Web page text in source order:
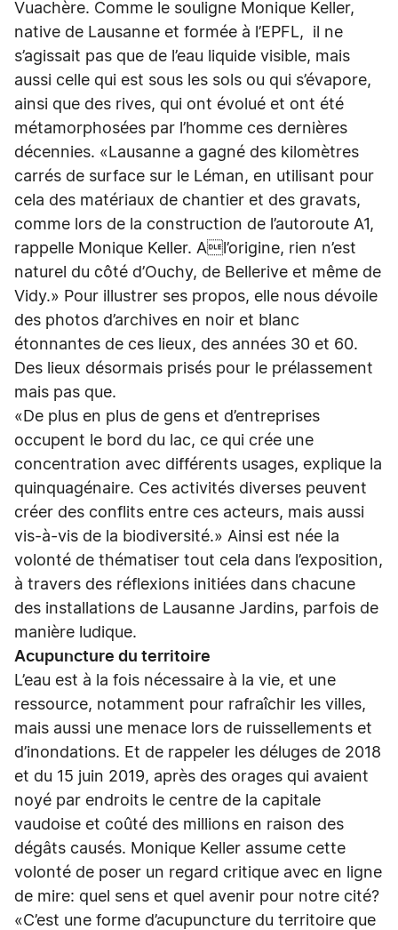
Vuachère. Comme le souligne Monique Keller,
native de Lausanne et formée à l’EPFL, il ne
s’agissait pas que de l’eau liquide visible, mais
aussi celle qui est sous les sols ou qui s’évapore,
ainsi que des rives, qui ont évolué et ont été
métamorphosées par l’homme ces dernières
décennies. «Lausanne a gagné des kilomètres
carrés de surface sur le Léman, en utilisant pour
cela des matériaux de chantier et des gravats,
comme lors de la construction de l’autoroute A1,
rappelle Monique Keller. Al’origine, rien n’est
naturel du côté d’Ouchy, de Bellerive et même de
Vidy.» Pour illustrer ses propos, elle nous dévoile
des photos d’archives en noir et blanc
étonnantes de ces lieux, des années 30 et 60.
Des lieux désormais prisés pour le prélassement
mais pas que.
«De plus en plus de gens et d’entreprises
occupent le bord du lac, ce qui crée une
concentration avec différents usages, explique la
quinquagénaire. Ces activités diverses peuvent
créer des conflits entre ces acteurs, mais aussi
vis-à-vis de la biodiversité.» Ainsi est née la
volonté de thématiser tout cela dans l’exposition,
à travers des réflexions initiées dans chacune
des installations de Lausanne Jardins, parfois de
manière ludique.
Acupuncture du territoire
L’eau est à la fois nécessaire à la vie, et une
ressource, notamment pour rafraîchir les villes,
mais aussi une menace lors de ruissellements et
d’inondations. Et de rappeler les déluges de 2018
et du 15 juin 2019, après des orages qui avaient
noyé par endroits le centre de la capitale
vaudoise et coûté des millions en raison des
dégâts causés. Monique Keller assume cette
volonté de poser un regard critique avec en ligne
de mire: quel sens et quel avenir pour notre cité?
«C’est une forme d’acupuncture du territoire que